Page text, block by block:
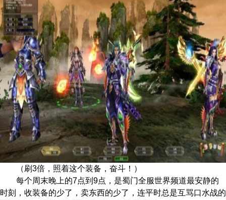
（刷3倍，照着这个装备，奋斗！）
每个周末晚上的7点到9点，是蜀门全服世界频道最安静的
时刻，收装备的少了，卖东西的少了，连平时总是互骂口水战的